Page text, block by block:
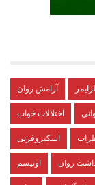
آرامش روان آلزایمر
اختلالات خواب
اسکیزوفرنی
اوتیسم روان